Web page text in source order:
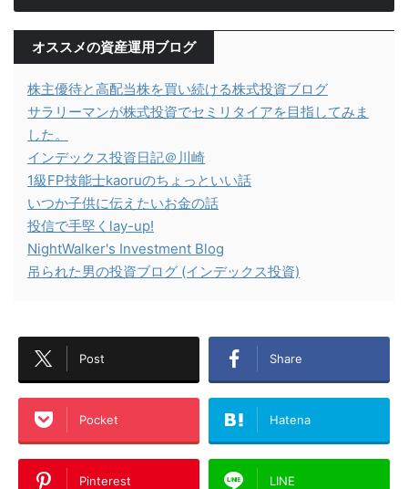
オススメの資産運用ブログ
株主優待と高配当株を買い続ける株式投資ブログ
サラリーマンが株式投資でセミリタイアを目指してみま
した。
インデックス投資日記＠川崎
1級FP技能士kaoruのちょっといい話
いつか子供に伝えたいお金の話
投信で手堅くlay-up!
NightWalker's Investment Blog
吊られた男の投資ブログ (インデックス投資)
Post Share
Pocket Hatena
Pinterest LINE